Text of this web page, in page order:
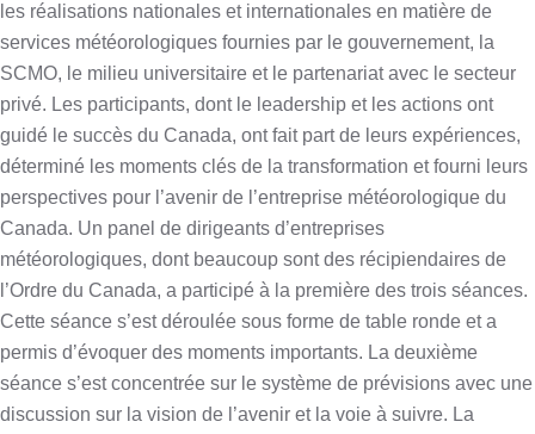
les réalisations nationales et internationales en matière de
services météorologiques fournies par le gouvernement, la
SCMO, le milieu universitaire et le partenariat avec le secteur
privé. Les participants, dont le leadership et les actions ont
guidé le succès du Canada, ont fait part de leurs expériences,
déterminé les moments clés de la transformation et fourni leurs
perspectives pour l’avenir de l’entreprise météorologique du
Canada. Un panel de dirigeants d’entreprises
météorologiques, dont beaucoup sont des récipiendaires de
l’Ordre du Canada, a participé à la première des trois séances.
Cette séance s’est déroulée sous forme de table ronde et a
permis d’évoquer des moments importants. La deuxième
séance s’est concentrée sur le système de prévisions avec une
discussion sur la vision de l’avenir et la voie à suivre. La